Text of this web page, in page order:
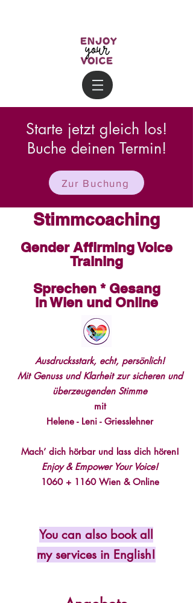
Starte jetzt gleich los!
Buche deinen Termin!
Zur Buchung
Stimmcoaching
Gender Affirming Voice
Training
Sprechen * Gesang
in Wien und Online
Ausdrucksstark, echt, persönlich!
Mit Genuss und Klarheit zur sicheren und
überzeugenden Stimme
mit
Helene - Leni - Griesslehner
Mach’ dich hörbar und lass dich hören!
Enjoy & Empower Your Voice!
1060 + 1160 Wien & Online
You can also book all
my services in English!